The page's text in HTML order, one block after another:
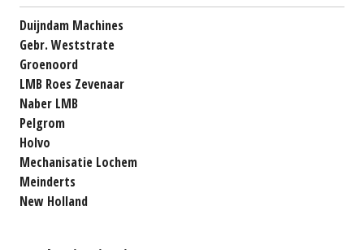
Duijndam Machines
Gebr. Weststrate
Groenoord
LMB Roes Zevenaar
Naber LMB
Pelgrom
Holvo
Mechanisatie Lochem
Meinderts
New Holland